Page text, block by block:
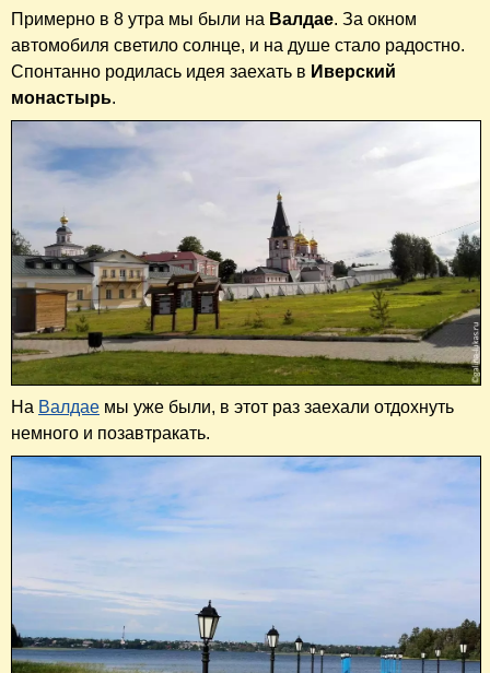
Примерно в 8 утра мы были на Валдае. За окном
автомобиля светило солнце, и на душе стало радостно.
Спонтанно родилась идея заехать в Иверский
монастырь.
На Валдае мы уже были, в этот раз заехали отдохнуть
немного и позавтракать.